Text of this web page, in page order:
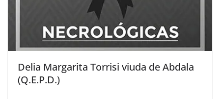
Delia Margarita Torrisi viuda de Abdala
(Q.E.P.D.)